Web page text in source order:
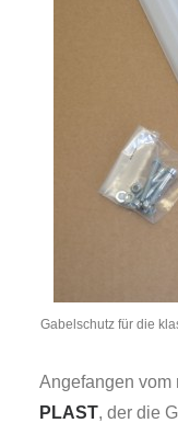
Gabelschutz für die
Angefangen vom
PLAST, der die